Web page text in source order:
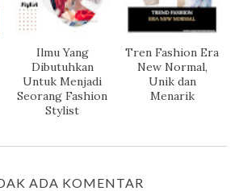
Ilmu Yang
Dibutuhkan
Untuk Menjadi
Seorang Fashion
Stylist
Tren Fashion Era
New Normal,
Unik dan
Menarik
ADA KOMENTAR